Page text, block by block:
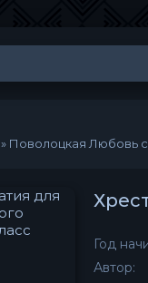
» Поволоцкая Любовь
Год
Автор: